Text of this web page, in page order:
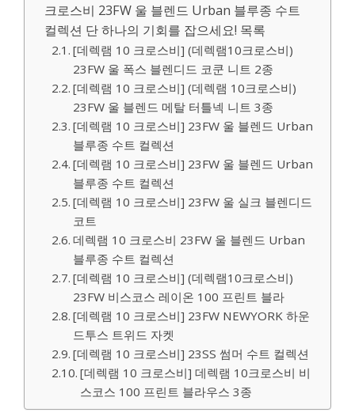
크로스비 23FW 울 블렌드 Urban 블루종 수트
컬렉션 단 하나의 기회를 잡으세요! 목록
[데렉램 10 크로스비] (데렉램10크로스비)
23FW 울 폭스 블렌디드 코쿤 니트 2종
[데렉램 10 크로스비] (데렉램 10크로스비)
23FW 울 블렌드 메탈 터틀넥 니트 3종
[데렉램 10 크로스비] 23FW 울 블렌드 Urban
블루종 수트 컬렉션
[데렉램 10 크로스비] 23FW 울 블렌드 Urban
블루종 수트 컬렉션
[데렉램 10 크로스비] 23FW 울 실크 블렌디드
코트
데렉램 10 크로스비 23FW 울 블렌드 Urban
블루종 수트 컬렉션
[데렉램 10 크로스비] (데렉램10크로스비)
23FW 비스코스 레이온 100 프린트 블라
[데렉램 10 크로스비] 23FW NEWYORK 하운
드투스 트위드 자켓
[데렉램 10 크로스비] 23SS 썸머 수트 컬렉션
[데렉램 10 크로스비] 데렉램 10크로스비 비
스코스 100 프린트 블라우스 3종